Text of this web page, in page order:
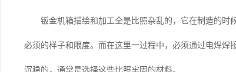
钣金机箱描绘和加工全是比照杂乱的，它在制造的时
必须的样子和限度。而在这里一过程中，必须通过电焊
沉稳的，通常是选择这些比照牢固的材料。